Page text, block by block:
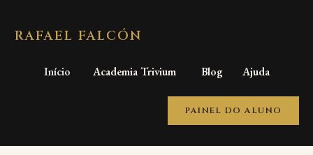
RAFAEL FALCÓN
Início Academia Trivium Blog Ajuda
PAINEL DO ALUNO